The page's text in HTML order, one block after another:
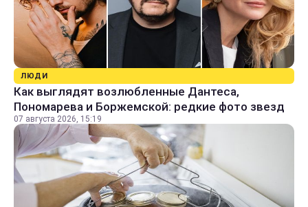
ЛЮДИ
Как выглядят возлюбленные Дантеса,
Пономарева и Боржемской: редкие фото звезд
07 августа 2026, 15:19